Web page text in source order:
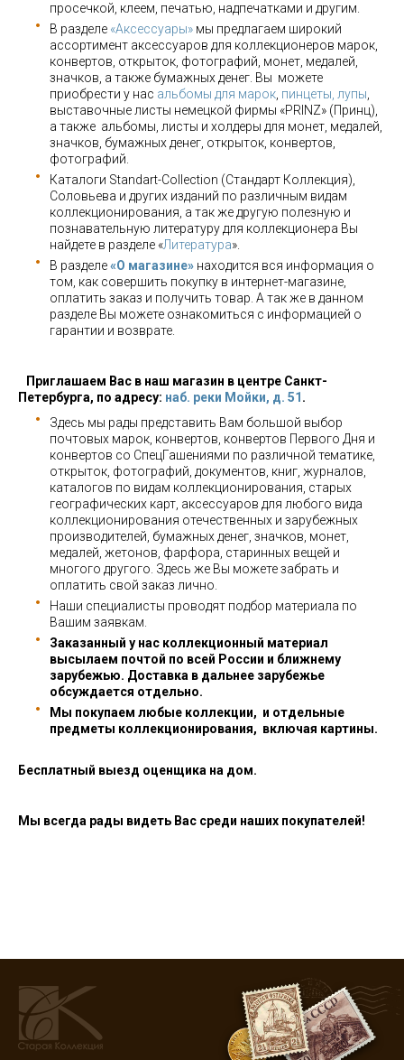
просечкой, клеем, печатью, надпечатками и другим.
В разделе «Аксессуары» мы предлагаем широкий
ассортимент аксессуаров для коллекционеров марок,
конвертов, открыток, фотографий, монет, медалей,
значков, а также бумажных денег. Вы можете
приобрести у нас альбомы для марок пинцеты, лупы
выставочные листы немецкой фирмы «PRINZ» (Принц),
а также альбомы, листы и холдеры для монет, медалей,
значков, бумажных денег, открыток, конвертов,
фотографий.
Каталоги Standart-Collection (Стандарт Коллекция),
Соловьева и других изданий по различным видам
коллекционирования, а так же другую полезную и
познавательную литературу для коллекционера Вы
найдете в разделе «Литература».
В разделе«О магазине» находится вся информация о
том, как совершить покупку в интернет-магазине,
оплатить заказ и получить товар. А так же в данном
разделе Вы можете ознакомиться с информацией о
гарантии и возврате.
Приглашаем Вас в наш магазин в центре Санкт-
Петербурга, по адресу: наб. реки Мойки, д. 51 .
Здесь мы рады представить Вам большой выбор
почтовых марок, конвертов, конвертов Первого Дня и
конвертов со СпецГашениями по различной тематике,
открыток, фотографий, документов, книг, журналов,
каталогов по видам коллекционирования, старых
географических карт, аксессуаров для любого вида
коллекционирования отечественных и зарубежных
производителей, бумажных денег, значков, монет,
медалей, жетонов, фарфора, старинных вещей и
многого другого. Здесь же Вы можете забрать и
оплатить свой заказ лично.
Наши специалисты проводят подбор материала по
Вашим заявкам.
Заказанный у нас коллекционный материал
высылаем почтой по всей России и ближнему
зарубежью. Доставка в дальнее зарубежье
обсуждается отдельно.
Мы покупаем любые коллекции, и отдельные
предметы коллекционирования, включая картины.
Бесплатный выезд оценщика на дом.
Мы всегда рады видеть Вас среди наших покупателей!